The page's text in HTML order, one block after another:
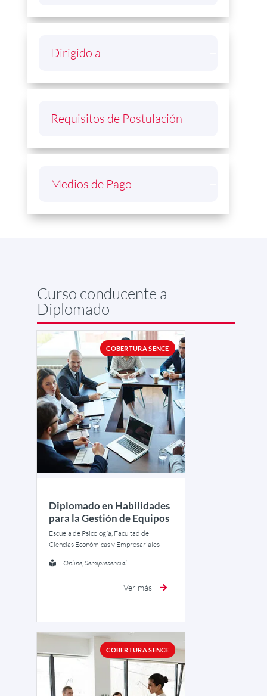
Dirigido a
Requisitos de Postulación
Medios de Pago
Curso conducente a
Diplomado
COBERTURA SENCE
Diplomado en Habilidades
para la Gestión de Equipos
Escuela de Psicología, Facultad de
Ciencias Económicas y Empresariales
Online, Semipresencial
Ver más
COBERTURA SENCE